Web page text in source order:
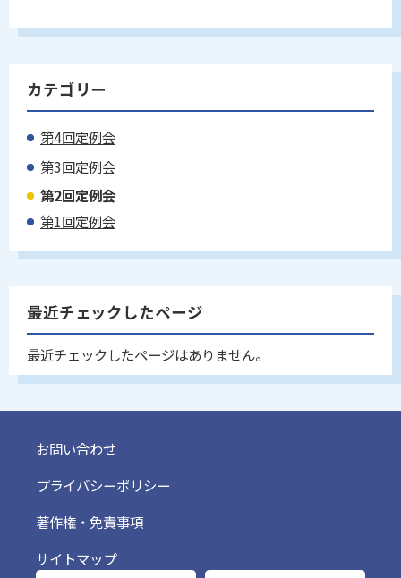
カテゴリー
第4回定例会
第3回定例会
第2回定例会
第1回定例会
最近チェックしたページ
最近チェックしたページはありません。
お問い合わせ
プライバシーポリシー
著作権・免責事項
サイトマップ